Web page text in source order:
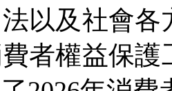
以及社會
者權益保